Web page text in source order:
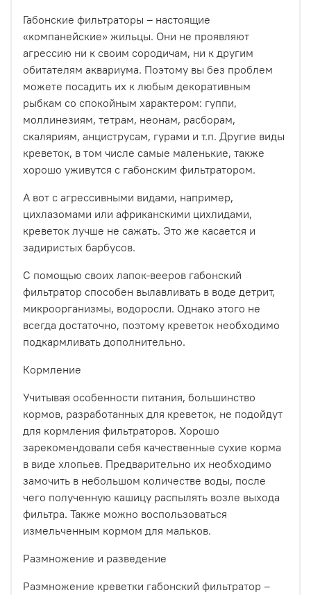
Габонские фильтраторы – настоящие
«компанейские» жильцы. Они не проявляют
агрессию ни к своим сородичам, ни к другим
обитателям аквариума. Поэтому вы без проблем
можете посадить их к любым декоративным
рыбкам со спокойным характером: гуппи,
моллинезиям, тетрам, неонам, расборам,
скаляриям, анциструсам, гурами и т.п. Другие виды
креветок, в том числе самые маленькие, также
хорошо уживутся с габонским фильтратором.
А вот с агрессивными видами, например,
цихлазомами или африканскими цихлидами,
креветок лучше не сажать. Это же касается и
задиристых барбусов.
С помощью своих лапок-вееров габонский
фильтратор способен вылавливать в воде детрит,
микроорганизмы, водоросли. Однако этого не
всегда достаточно, поэтому креветок необходимо
подкармливать дополнительно.
Кормление
Учитывая особенности питания, большинство
кормов, разработанных для креветок, не подойдут
для кормления фильтраторов. Хорошо
зарекомендовали себя качественные сухие корма
в виде хлопьев. Предварительно их необходимо
замочить в небольшом количестве воды, после
чего полученную кашицу распылять возле выхода
фильтра. Также можно воспользоваться
измельченным кормом для мальков.
Размножение и разведение
Размножение креветки габонский фильтратор –